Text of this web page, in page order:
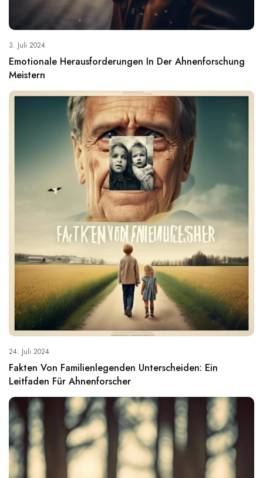
3. Juli 2024
Emotionale Herausforderungen In Der Ahnenforschung
Meistern
24. Juli 2024
Fakten Von Familienlegenden Unterscheiden: Ein
Leitfaden Für Ahnenforscher